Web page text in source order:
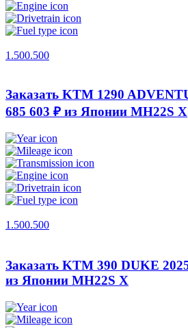
1.500.500
Заказать KTM 1290
685 603 ₽ из Японии MH22S X
1.500.500
Заказать KTM 390 DUKE
из Японии MH22S X